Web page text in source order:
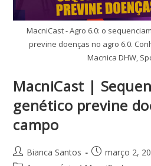
MacniCast - Agro 6.0: o
previne doenças no agro 6.0.
Macnica DHW,
MacniCast |
genético previne
campo
Bianca Santos
março 2,